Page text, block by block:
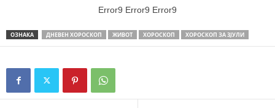
Error9 Error9 Error9
ОЗНАКА ДНЕВЕН ХОРОСКОП ЖИВОТ ХОРОСКОП ХОРОСКОП ЗА 3ЈУЛИ